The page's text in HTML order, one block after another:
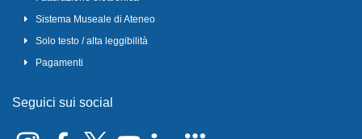
Sistema Museale di Ateneo
Solo testo / alta leggibilità
Pagamenti
Seguici sui social